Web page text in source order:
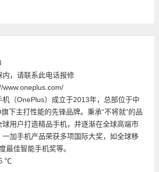
，请联系此电话报修
www.oneplus.com/
机（OnePlus）成立于2013年，总部位于中
下主打性能的先锋品牌。秉承“不将就”的品
球用户打造精品手机，并逐渐在全球高端市
加手机产品荣获多项国际大奖，如全球移
最佳智能手机奖等。
℃